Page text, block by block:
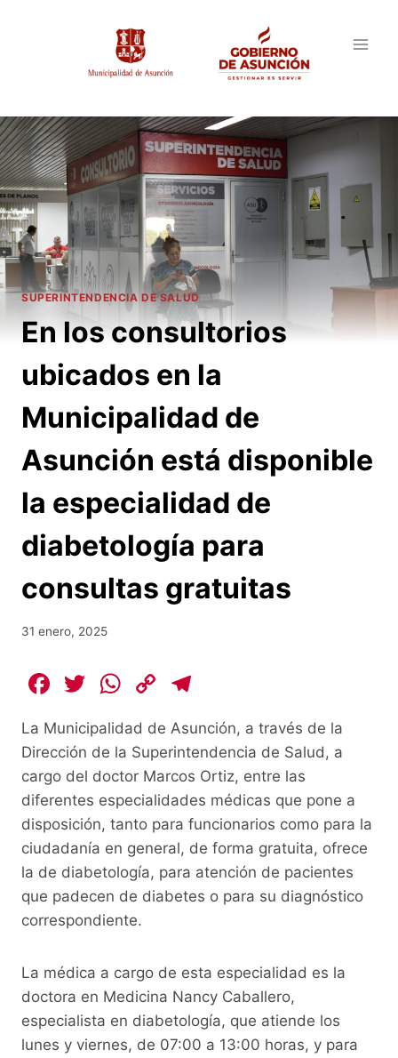
SUPERINTENDENCIA DE SALUD
En los consultorios
ubicados en la
Municipalidad de
Asunción está disponible
la especialidad de
diabetología para
consultas gratuitas
31 enero, 2025
F
c
e
b
o
o
k
T
itt
er
W
at
s
A
p
p
C
p
y
Li
n
k
e
gr
a
m
La Municipalidad de Asunción, a través de la
Dirección de la Superintendencia de Salud, a
cargo del doctor Marcos Ortiz, entre las
diferentes especialidades médicas que pone a
disposición, tanto para funcionarios como para la
ciudadanía en general, de forma gratuita, ofrece
la de diabetología, para atención de pacientes
que padecen de diabetes o para su diagnóstico
correspondiente.
La médica a cargo de esta especialidad es la
doctora en Medicina Nancy Caballero,
especialista en diabetología, que atiende los
lunes y viernes, de 07:00 a 13:00 horas, y para